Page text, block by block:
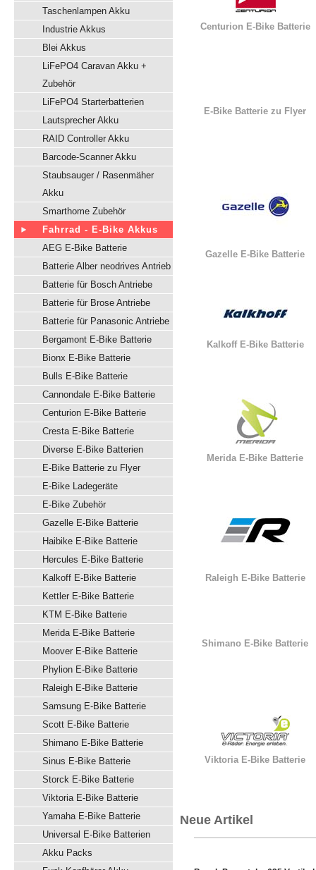
Taschenlampen Akku
Industrie Akkus
Blei Akkus
LiFePO4 Caravan Akku +
Zubehör
LiFePO4 Starterbatterien
Lautsprecher Akku
RAID Controller Akku
Barcode-Scanner Akku
Staubsauger / Rasenmäher
Akku
Smarthome Zubehör
Fahrrad - E-Bike Akkus
AEG E-Bike Batterie
Batterie Alber neodrives Antrieb
Batterie für Bosch Antriebe
Batterie für Brose Antriebe
Batterie für Panasonic Antriebe
Bergamont E-Bike Batterie
Bionx E-Bike Batterie
Bulls E-Bike Batterie
Cannondale E-Bike Batterie
Centurion E-Bike Batterie
Cresta E-Bike Batterie
Diverse E-Bike Batterien
E-Bike Batterie zu Flyer
E-Bike Ladegeräte
E-Bike Zubehör
Gazelle E-Bike Batterie
Haibike E-Bike Batterie
Hercules E-Bike Batterie
Kalkoff E-Bike Batterie
Kettler E-Bike Batterie
KTM E-Bike Batterie
Merida E-Bike Batterie
Moover E-Bike Batterie
Phylion E-Bike Batterie
Raleigh E-Bike Batterie
Samsung E-Bike Batterie
Scott E-Bike Batterie
Shimano E-Bike Batterie
Sinus E-Bike Batterie
Storck E-Bike Batterie
Viktoria E-Bike Batterie
Yamaha E-Bike Batterie
Universal E-Bike Batterien
Akku Packs
Centurion E-Bike Batterie
E-Bike Batterie zu Flyer
Gazelle E-Bike Batterie
Kalkoff E-Bike Batterie
Merida E-Bike Batterie
Raleigh E-Bike Batterie
Shimano E-Bike Batterie
Viktoria E-Bike Batterie
Neue Artikel